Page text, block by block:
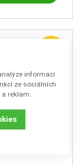
informací
ze sociálních
reklam.